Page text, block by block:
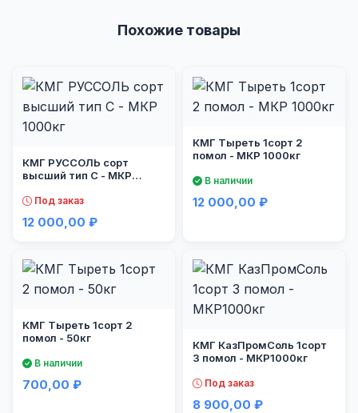
Похожие товары
КМГ РУССОЛЬ сорт
высший тип С - МКР
Под заказ
12 000,00 ₽
КМГ Тыреть 1сорт 2
помол - МКР 1000кг
В наличии
12 000,00 ₽
КМГ Тыреть 1сорт 2
помол - 50кг
В наличии
700,00 ₽
КМГ КазПромСоль 1сорт
3 помол - МКР1000кг
Под заказ
8 900,00 ₽